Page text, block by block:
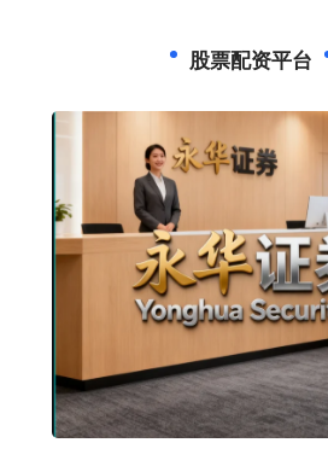
股票配资平台